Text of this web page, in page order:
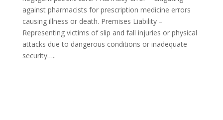
against pharmacists for prescription medicine errors
causing illness or death. Premises Liability –
Representing victims of slip and fall injuries or physical
attacks due to dangerous conditions or inadequate
security…..